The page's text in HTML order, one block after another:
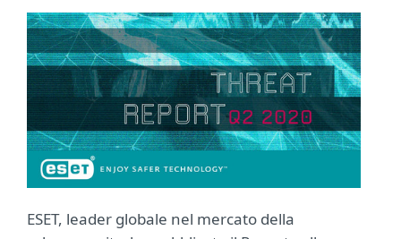
ESET, leader globale nel mercato della